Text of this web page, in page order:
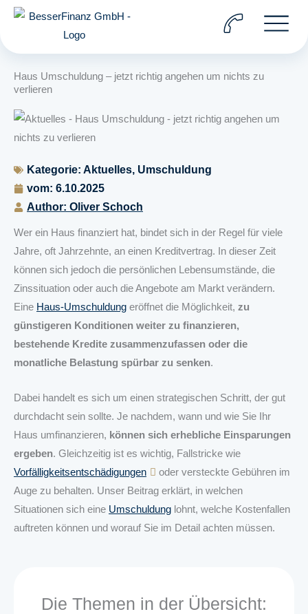
Zum
springen
Haus Umschuldung – jetzt richtig angehen um nichts zu
verlieren
Kategorie: Aktuelles, Umschuldung
vom: 6.10.2025
Author: Oliver Schoch
Wer ein Haus finanziert hat, bindet sich in der Regel für viele
Jahre, oft Jahrzehnte, an einen Kreditvertrag. In dieser Zeit
können sich jedoch die persönlichen Lebensumstände, die
Zinssituation oder auch die Angebote am Markt verändern.
Eine Haus-Umschuldung eröffnet die Möglichkeit, zu
günstigeren Konditionen weiter zu finanzieren,
bestehende Kredite zusammenzufassen oder die
monatliche Belastung spürbar zu senken.
Dabei handelt es sich um einen strategischen Schritt, der gut
durchdacht sein sollte. Je nachdem, wann und wie Sie Ihr
Haus umfinanzieren, können sich erhebliche Einsparungen
ergeben. Gleichzeitig ist es wichtig, Fallstricke wie
Vorfälligkeitsentschädigungen
oder versteckte Gebühren im
Auge zu behalten. Unser Beitrag erklärt, in welchen
Situationen sich eine Umschuldung lohnt, welche Kostenfallen
auftreten können und worauf Sie im Detail achten müssen.
Die Themen in der Übersicht: